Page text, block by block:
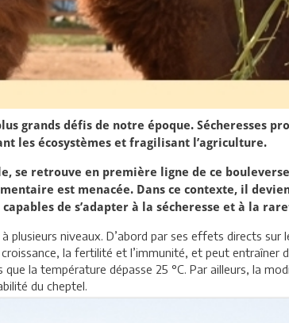
grands défis de notre époque. Sécheresses
les écosystèmes et fragilisant l’agriculture.
se retrouve en première ligne de ce
est menacée. Dans ce contexte, il
de s’adapter à la sécheresse et à la
niveaux. D’abord par ses effets directs
la fertilité et l’immunité, et peut entraîner
la température dépasse 25 °C. Par ailleurs, la
du cheptel.